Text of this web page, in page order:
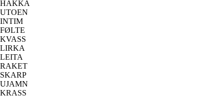
HAKKA
UTOEN
INTIM
FØLTE
KVASS
LIRKA
LEITA
RAKET
SKARP
UJAMN
KRASS